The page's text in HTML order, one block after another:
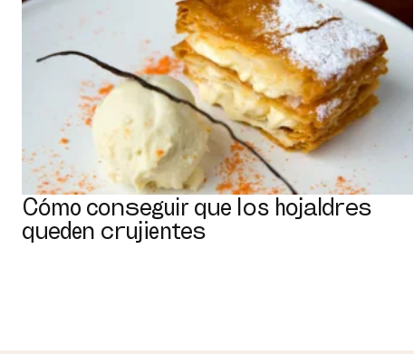
Cómo conseguir que los hojaldres
queden crujientes